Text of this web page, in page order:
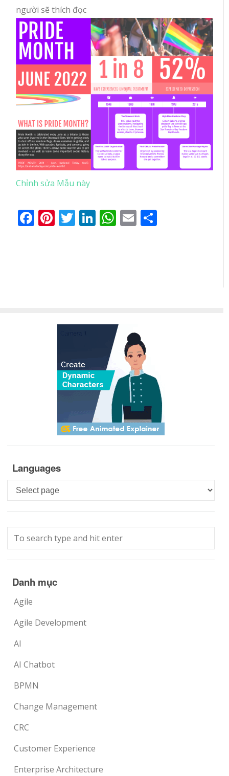
người sẽ thích đọc
Chỉnh sửa Mẫu này
Facebook
Pinterest
Twitter
LinkedIn
WhatsApp
Email
Languages
Languages
Danh mục
Agile
Agile Development
AI
AI Chatbot
BPMN
Change Management
CRC
Customer Experience
Enterprise Architecture